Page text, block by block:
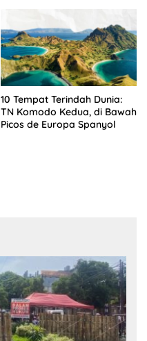
10 Tempat Terindah Dunia:
TN Komodo Kedua, di Bawah
Picos de Europa Spanyol